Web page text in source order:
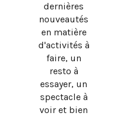
dernières
nouveautés
en matière
d'activités à
faire, un
resto à
essayer, un
spectacle à
voir et bien